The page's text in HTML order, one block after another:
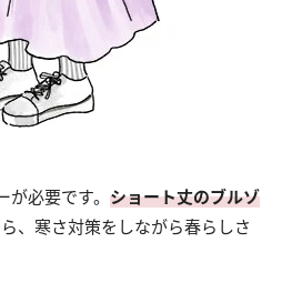
必要です。 ショート丈のブルゾ
、寒さ対策をしながら春らしさ